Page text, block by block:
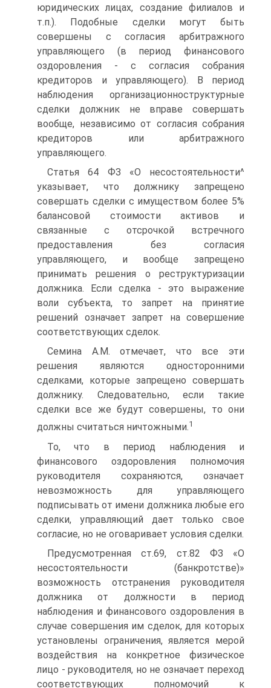
юридических лицах, создание филиалов и
т.п.). Подобные сделки могут быть
совершены с согласия арбитражного
управляющего (в период финансового
оздоровления - с согласия собрания
кредиторов и управляющего). В период
наблюдения организационноструктурные
сделки должник не вправе совершать
вообще, независимо от согласия собрания
кредиторов или арбитражного
управляющего.
Статья 64 ФЗ «О несостоятельности^
указывает, что должнику запрещено
совершать сделки с имуществом более 5%
балансовой стоимости активов и
связанные с отсрочкой встречного
предоставления без согласия
управляющего, и вообще запрещено
принимать решения о реструктуризации
должника. Если сделка - это выражение
воли субъекта, то запрет на принятие
решений означает запрет на совершение
соответствующих сделок.
Семина А.М. отмечает, что все эти
решения являются односторонними
сделками, которые запрещено совершать
должнику. Следовательно, если такие
сделки все же будут совершены, то они
должны считаться ничтожными.1
То, что в период наблюдения и
финансового оздоровления полномочия
руководителя сохраняются, означает
невозможность для управляющего
подписывать от имени должника любые его
сделки, управляющий дает только свое
согласие, но не оговаривает условия сделки.
Предусмотренная ст.69, ст.82 ФЗ «О
несостоятельности (банкротстве)»
возможность отстранения руководителя
должника от должности в период
наблюдения и финансового оздоровления в
случае совершения им сделок, для которых
установлены ограничения, является мерой
воздействия на конкретное физическое
лицо - руководителя, но не означает переход
соответствующих полномочий к